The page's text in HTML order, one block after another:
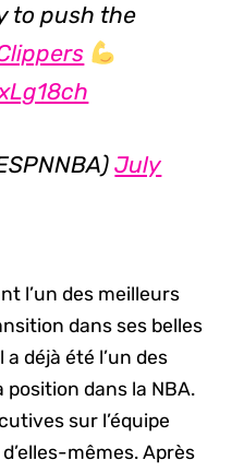
to push the
July
l’un des meilleurs
dans ses belles
déjà été l’un des
dans la NBA.
sur l’équipe
mêmes. Après